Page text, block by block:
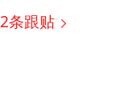
2条跟贴